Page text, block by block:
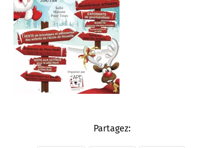
Partagez: